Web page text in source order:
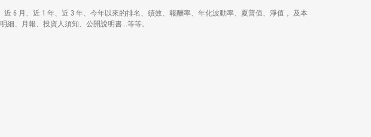
近 6 月、近 1 年、近 3 年、今年以來的排名、績效、報酬率、年化波動率、夏普值、淨值， 及本
細、月報、投資人須知、公開說明書...等等。